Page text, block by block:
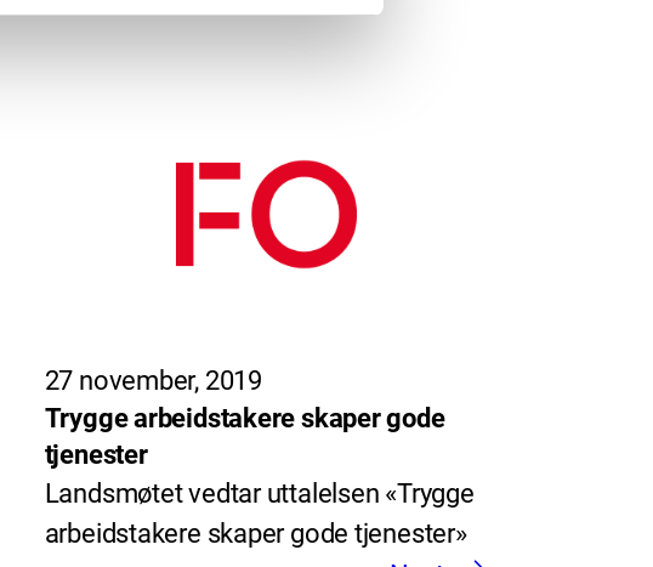
27 november, 2019
Trygge arbeidstakere skaper gode
tjenester
Landsmøtet vedtar uttalelsen «Trygge
arbeidstakere skaper gode tjenester»